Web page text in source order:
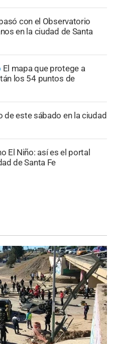
con el Observatorio
en la ciudad de Santa
El mapa que protege a
los 54 puntos de
de este sábado en la ciudad
El Niño: así es el portal
de Santa Fe